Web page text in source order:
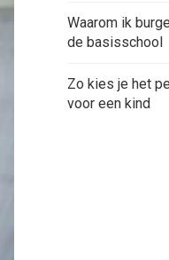
Waarom ik
de basisschool
Zo kies je het
voor een kind